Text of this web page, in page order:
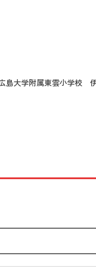
島大学附属東雲小学校